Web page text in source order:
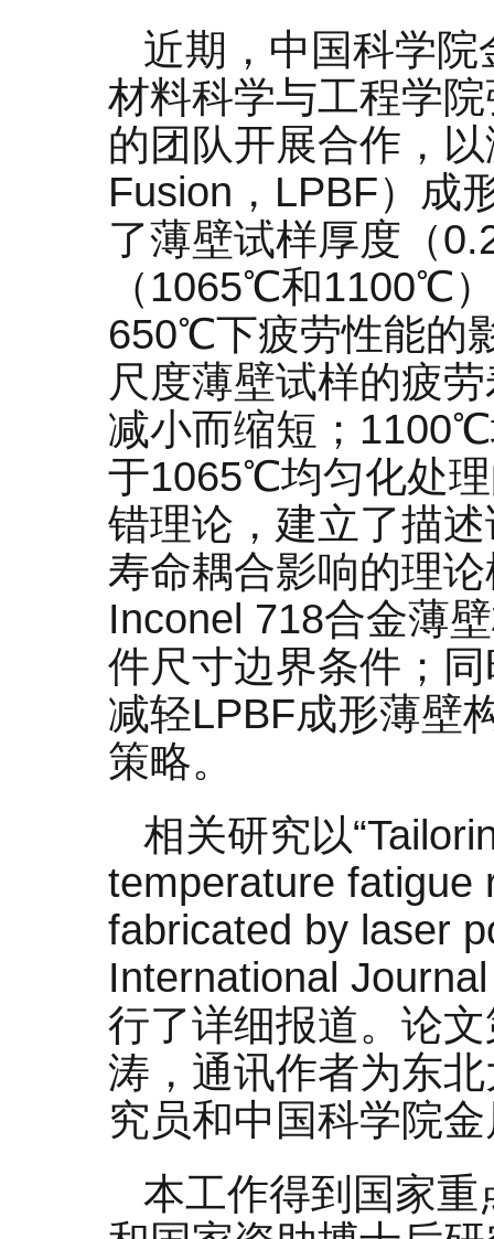
近期，中国科学
材料科学与工程学
的团队开展合作，
Fusion，LPBF）成
了薄壁试样厚度（
（1065℃和1100℃
650℃下疲劳性能的
尺度薄壁试样的疲
减小而缩短；
于1065℃均匀化处
错理论，建立了描
寿命耦合影响的理
Inconel 718合金薄
件尺寸边界条件；
减轻LPBF成形薄壁
策略。
相关研究以
temperature fatigue
fabricated by laser
International
行了详细报道。论
涛，通讯作者为东
究员和中国科学院
本工作得到国家